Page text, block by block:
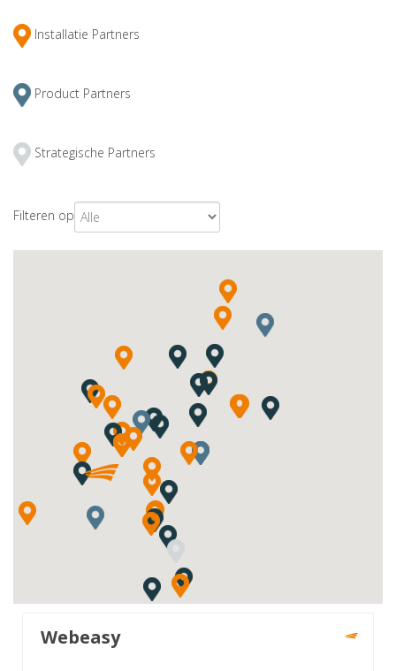
Installatie Partners
Product Partners
Strategische Partners
Filteren op
Webeasy